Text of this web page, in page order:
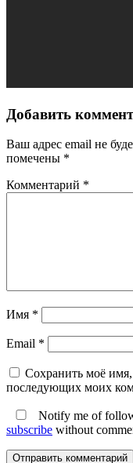
Добавить
Ваш адрес email не
помечены *
Комментарий *
Имя *
Email *
Сохранить моё имя,
последующих моих
Notify me of
subscribe without